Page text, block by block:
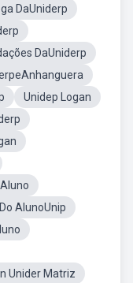
DaUniderp
DaUniderp
Unidep Logan
AlunoUnip
Unider Matriz